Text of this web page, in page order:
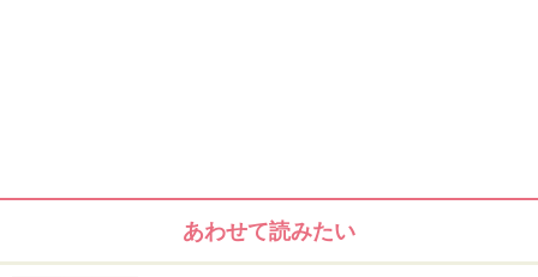
あわせて読みたい